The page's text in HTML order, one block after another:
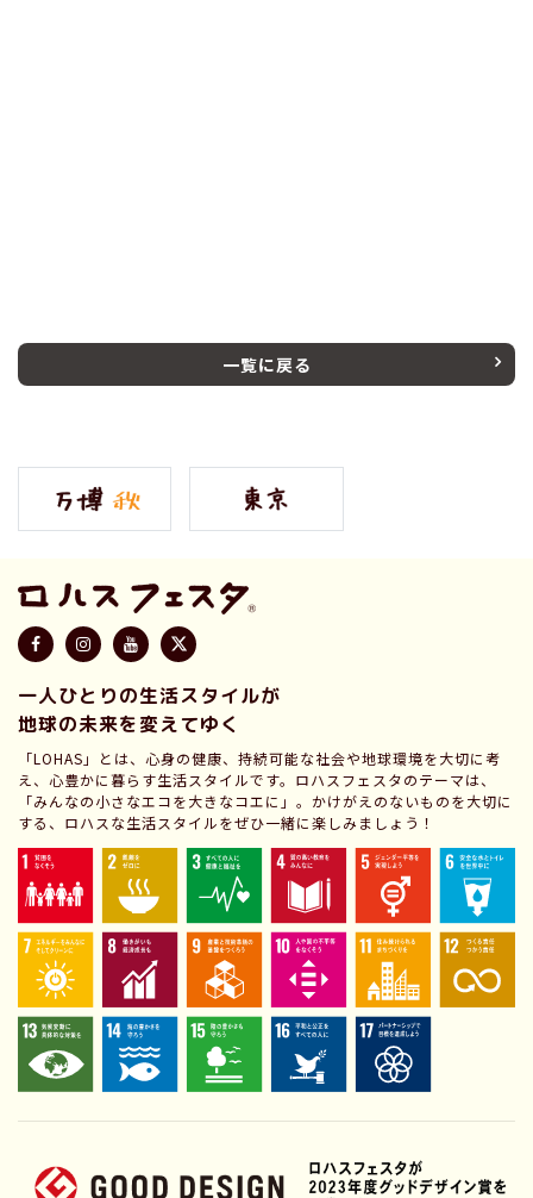
一覧に戻る
一人ひとりの生活スタイルが
地球の未来を変えてゆく
「LOHAS」とは、心身の健康、持続可能な社会や地球環境を大切に考
え、心豊かに暮らす生活スタイルです。ロハスフェスタのテーマは、
「みんなの小さなエコを大きなコエに」。かけがえのないものを大切に
する、ロハスな生活スタイルをぜひ一緒に楽しみましょう！